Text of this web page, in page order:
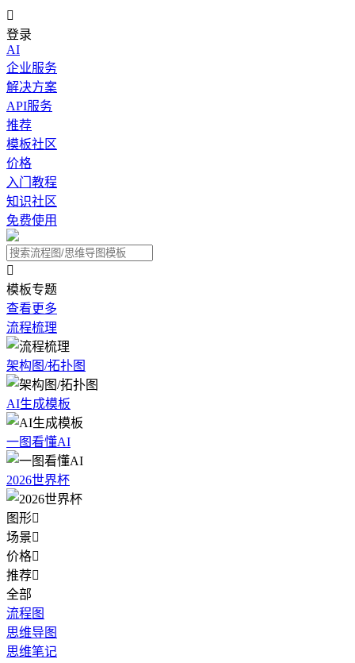

登录
AI
企业服务
解决方案
API服务
推荐
模板社区
价格
入门教程
知识社区
免费使用

模板专题
查看更多
流程梳理
架构图/拓扑图
AI生成模板
一图看懂AI
2026世界杯
图形
场景
价格
推荐
全部
流程图
思维导图
思维笔记